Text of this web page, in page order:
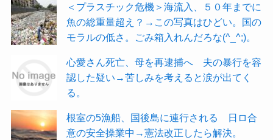
＜プラスチック危機＞海流入、５０年までに
魚の総重量超え？→この写真はひどい。国の
モラルの低さ。ごみ箱入れんだろな(^_^;)。
心愛さん死亡、母を再逮捕へ 夫の暴行を容
認した疑い→苦しみを考えると涙が出てく
る。
根室の5漁船、国後島に連行される 日ロ合
意の安全操業中→憲法改正したら解決。